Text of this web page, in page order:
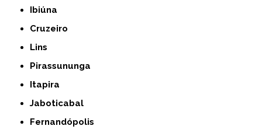
Ibiúna
Cruzeiro
Lins
Pirassununga
Itapira
Jaboticabal
Fernandópolis